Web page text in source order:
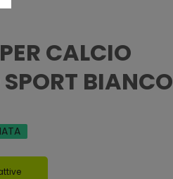
CALCIO
SPORT BIANCO